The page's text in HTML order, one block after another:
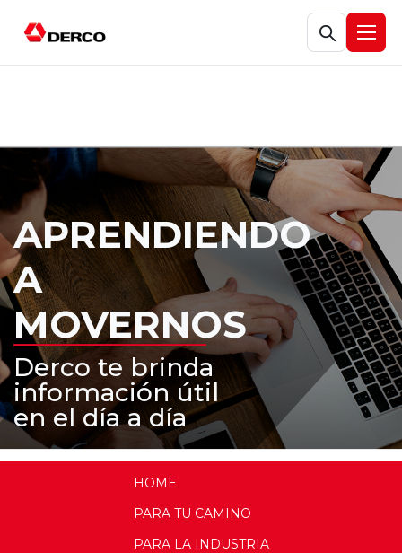
Abrir búsqueda
Abrir
APRENDIENDO
A
MOVERNOS
Derco te brinda
información útil
en el día a día
HOME
PARA TU CAMINO
PARA LA INDUSTRIA